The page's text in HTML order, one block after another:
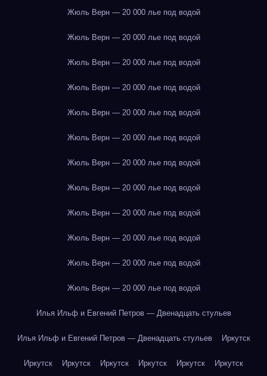
Жюль Верн — 20 000 лье под водой
Жюль Верн — 20 000 лье под водой
Жюль Верн — 20 000 лье под водой
Жюль Верн — 20 000 лье под водой
Жюль Верн — 20 000 лье под водой
Жюль Верн — 20 000 лье под водой
Жюль Верн — 20 000 лье под водой
Жюль Верн — 20 000 лье под водой
Жюль Верн — 20 000 лье под водой
Жюль Верн — 20 000 лье под водой
Жюль Верн — 20 000 лье под водой
Жюль Верн — 20 000 лье под водой
Илья Ильф и Евгений Петров — Двенадцать стульев
Илья Ильф и Евгений Петров — Двенадцать стульев Иркутск
Иркутск Иркутск Иркутск Иркутск Иркутск Иркутск